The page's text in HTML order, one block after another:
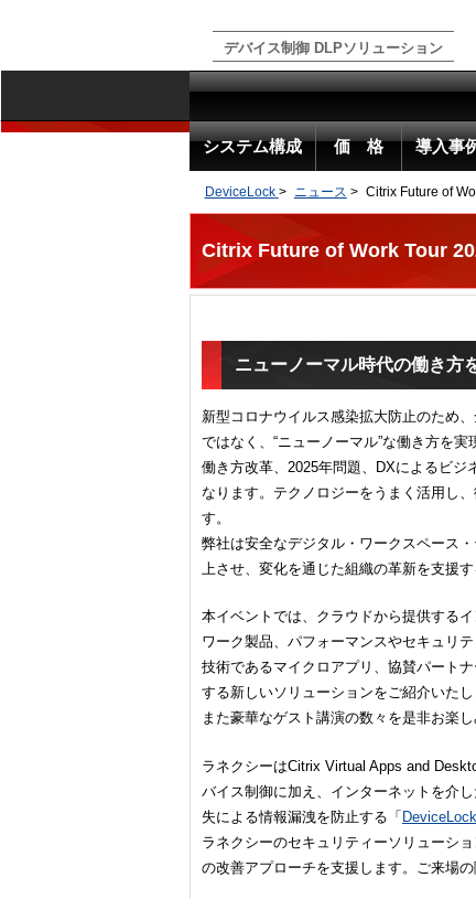
デバイス制御 DLPソリューション
システム構成 価 格 導入事
DeviceLock > ニュース > Citrix Future of
Citrix Future of Work Tour
ニューノーマル時代の働き
新型コロナウイルス感染拡大防止のため
ではなく、“ニューノーマル”な働き方を
働き方改革、2025年問題、DXによるビ
なります。テクノロジーをうまく活用し
す。
弊社は安全なデジタル・ワークスペース
上させ、変化を通じた組織の革新を支援
本イベントでは、クラウドから提供する
ワーク製品、パフォーマンスやセキュリ
技術であるマイクロアプリ、協賛パート
する新しいソリューションをご紹介いたし
また豪華なゲスト講演の数々を是非お楽し
ラネクシーはCitrix Virtual Apps and
バイス制御に加え、インターネットを介
失による情報漏洩を防止する「
ラネクシーのセキュリティーソリューシ
の改善アプローチを支援します。ご来場